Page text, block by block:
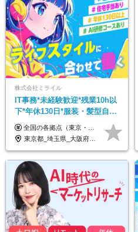
株式会社ミライル
IT事務*未経験歓迎*残業10h以
下*年休130日*服装・髪型自由
*AI研修あり*住宅手当あり*転
勤なし
全国の各拠点（東京・埼玉・新潟・福岡・大阪）で募集中！ 給与は以下の通り、勤務地により異なります。 新潟勤務の場合 201,000円〜201,000円（試用期間変更なし）＋賞与 東京・埼玉勤務の場合 225,000円〜250,000円（試用期間 220,000円）＋賞与 福岡勤務の場合 182,000円〜220,000円（試用期間182,000円）＋賞与 大阪勤務の場合 210,000円〜210,000円（試用期間変更なし）＋賞与 初年度想定年収：280～300万円 ※残業代は全額支給します（1分単位でお支払いします） ※試用期間6ヵ月。試用期間中でも条件変わらず。 ※土日祝含めた勤務可能な方は、土日手当10,000円（毎月）を別途支給。
東京都_埼玉県_大阪府_新潟県_福岡県